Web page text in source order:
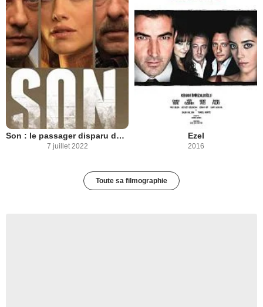
Son : le passager disparu du vol 163
7 juillet 2022
Ezel
2016
Toute sa filmographie